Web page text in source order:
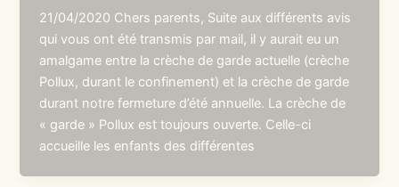
21/04/2020 Chers parents, Suite aux différents avis
qui vous ont été transmis par mail, il y aurait eu un
amalgame entre la crèche de garde actuelle (crèche
Pollux, durant le confinement) et la crèche de garde
durant notre fermeture d’été annuelle. La crèche de
« garde » Pollux est toujours ouverte. Celle-ci
accueille les enfants des différentes